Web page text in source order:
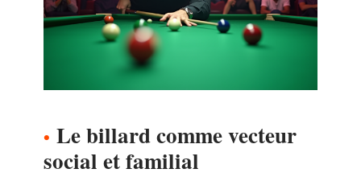
Le billard comme vecteur
social et familial